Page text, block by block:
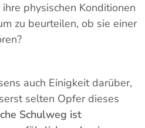
physischen Konditionen
zu beurteilen, ob sie einer
auch Einigkeit darüber,
selten Opfer dieses
Schulweg ist